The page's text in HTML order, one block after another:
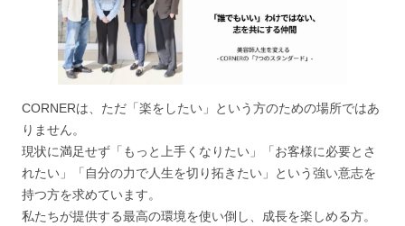
CORNERは、ただ「楽をしたい」という方のための場所ではあ
りません。
現状に満足せず「もっと上手くなりたい」「お客様に必要とさ
れたい」「自分の力で人生を切り拓きたい」という強い意志を
持つ方を求めています。
私たちが提供する最高の環境を使い倒し、成長を楽しめる方。